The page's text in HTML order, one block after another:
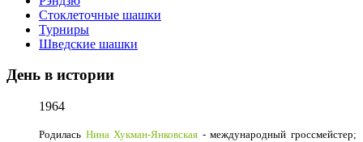
Стоклеточные шашки
Турниры
Шведские шашки
День в истории
1964
Родилась Нина Хукман-Янковская - международный гроссмейстер;